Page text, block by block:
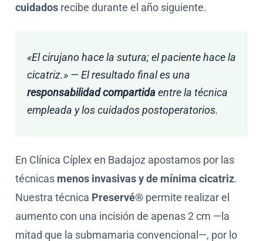
cuidados recibe durante el año siguiente.
«El cirujano hace la sutura; el paciente hace la
cicatriz.» — El resultado final es una
responsabilidad compartidaentre la técnica
empleada y los cuidados postoperatorios.
En Clínica Cíplex en Badajoz apostamos por las
técnicas menos invasivas y de mínima cicatriz.
Nuestra técnica Preservé® permite realizar el
aumento con una incisión de apenas 2 cm —la
mitad que la submamaria convencional—, por lo